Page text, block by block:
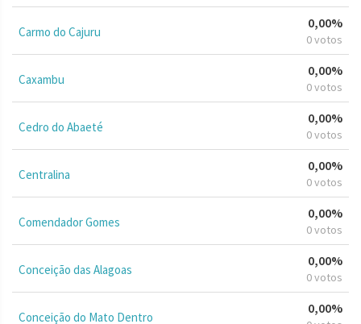
Carmo do Cajuru
0,00%
0 votos
Caxambu
0,00%
0 votos
Cedro do Abaeté
0,00%
0 votos
Centralina
0,00%
0 votos
Comendador Gomes
0,00%
0 votos
Conceição das Alagoas
0,00%
0 votos
Conceição do Mato Dentro
0,00%